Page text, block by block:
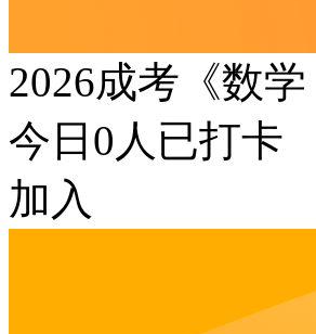
2026成考《数
今日 0 人已打卡
加入